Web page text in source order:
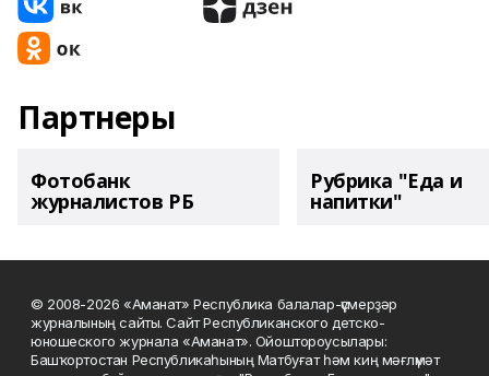
Партнеры
Фотобанк
журналистов РБ
Рубрика "Еда и
напитки"
© 2008-2026 «Аманат» Республика балалар-үҫмерҙәр
журналының сайты. Сайт Республиканского детско-
юношеского журнала «Аманат». Ойоштороусылары:
Башҡортостан Республикаһының Матбуғат һәм киң мәғлүмәт